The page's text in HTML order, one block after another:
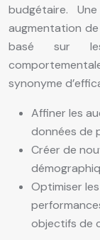
budgétaire.
augmentation
basé sur
synonyme
Affiner les
données de
Créer de
Optimiser
objectifs de